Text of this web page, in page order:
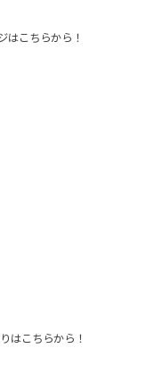
はこちらから！
はこちらから！